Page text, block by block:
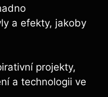
a efekty, jakoby
projekty,
a technologii ve